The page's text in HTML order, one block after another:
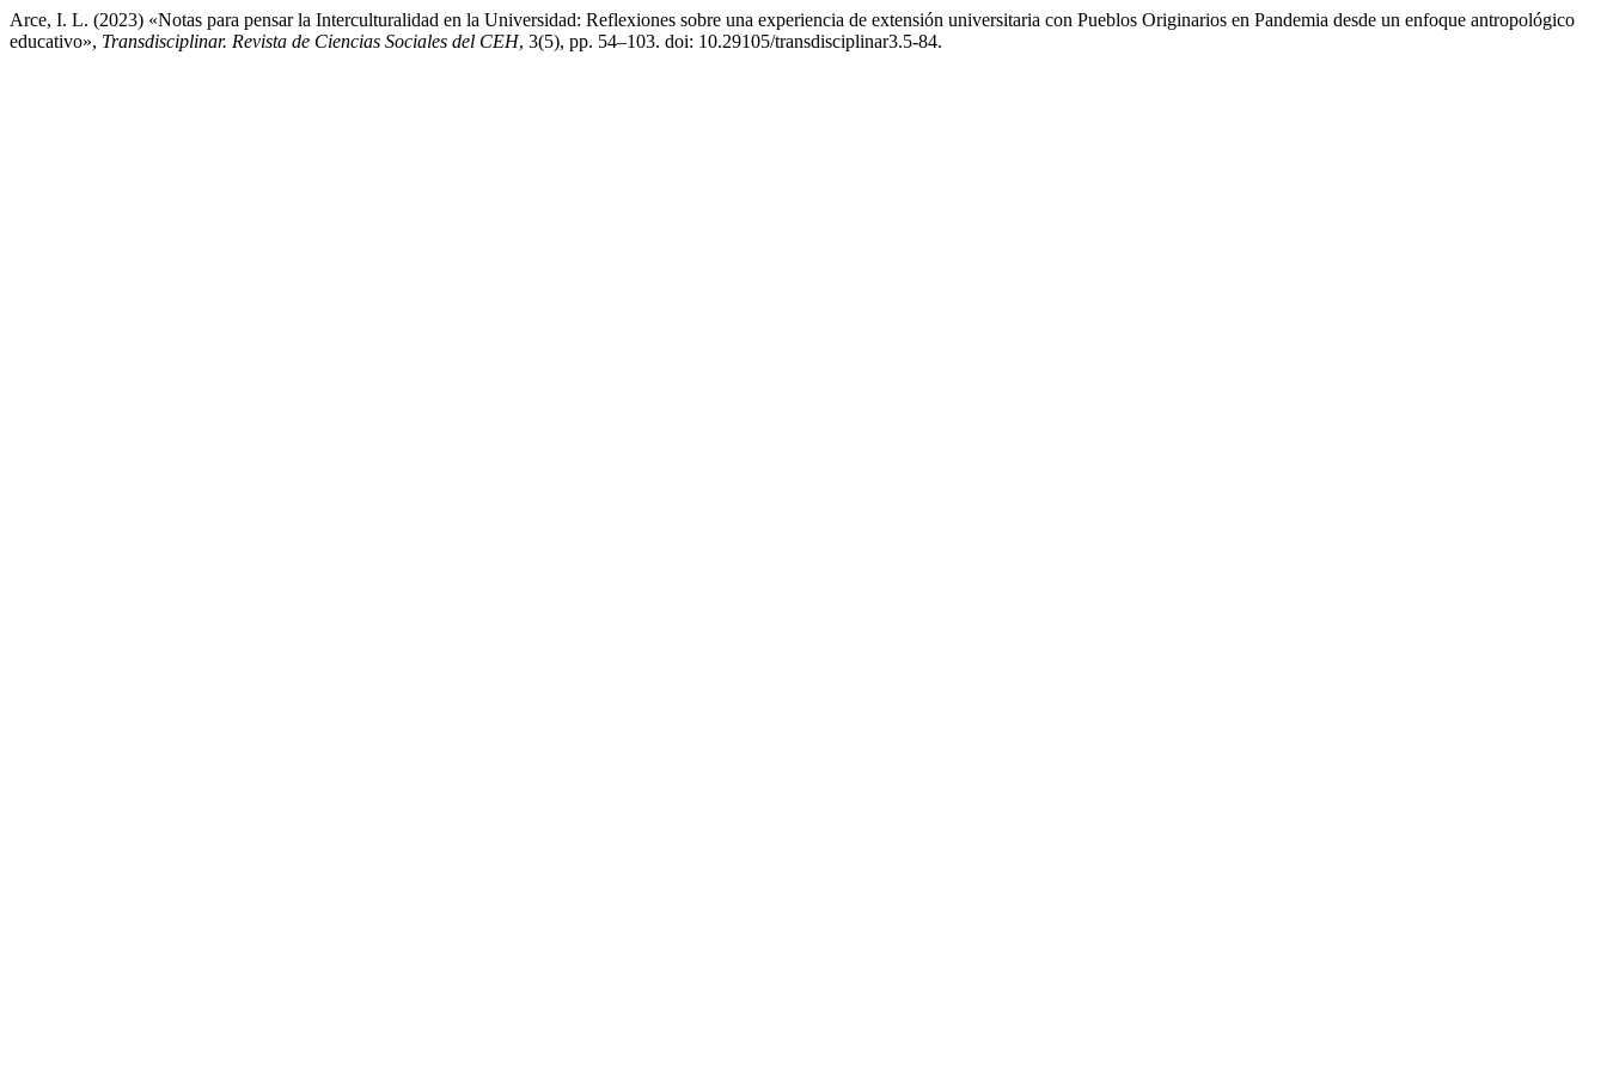
Arce, I. L. (2023) «Notas para pensar la Interculturalidad en la Universidad: Reflexiones sobre una experiencia de extensión universitaria con Pueblos Originarios en Pandemia desde un enfoque antropológico
educativo», Transdisciplinar. Revista de Ciencias Sociales del CEH, 3(5), pp. 54–103. doi: 10.29105/transdisciplinar3.5-84.